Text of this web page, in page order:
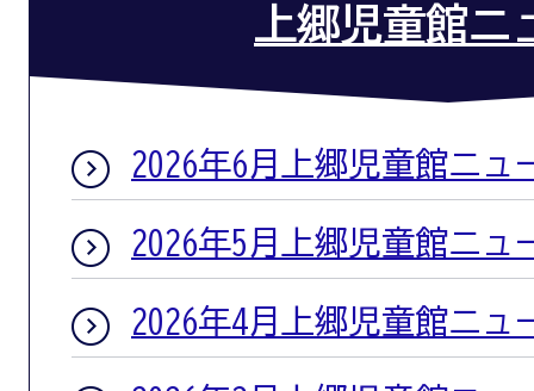
上郷児童館ニ
2026年6月上郷児童館ニュ
2026年5月上郷児童館ニュ
2026年4月上郷児童館ニュ